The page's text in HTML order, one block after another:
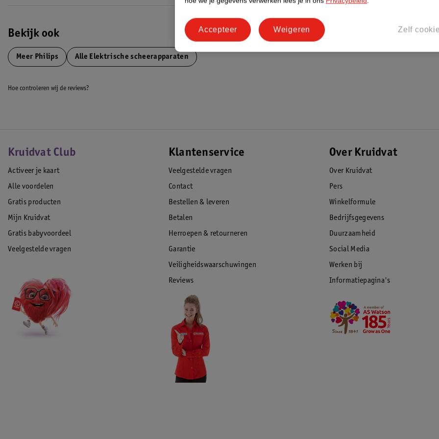
Bekijk ook
Meer Philips Alle Elektrische scheerapparaten
Hoe controleren wij de reviews?
Kruidvat Club
Activeer je kaart
Alle voordelen
Gratis producten
Mijn Kruidvat
Gratis babyvoordeel
Veelgestelde vragen
Klantenservice
Veelgestelde vragen
Contact
Bestellen & leveren
Betalen
Herroepen & retourneren
Garantie
Veiligheidswaarschuwingen
Reviews
Over Kruidvat
Over Kruidvat
Pers
Winkelformule
Bedrijfsgegevens
Duurzaamheid
Social Media
Werken bij
Informatiepagina's
Zelf
Weigeren
Accepteer